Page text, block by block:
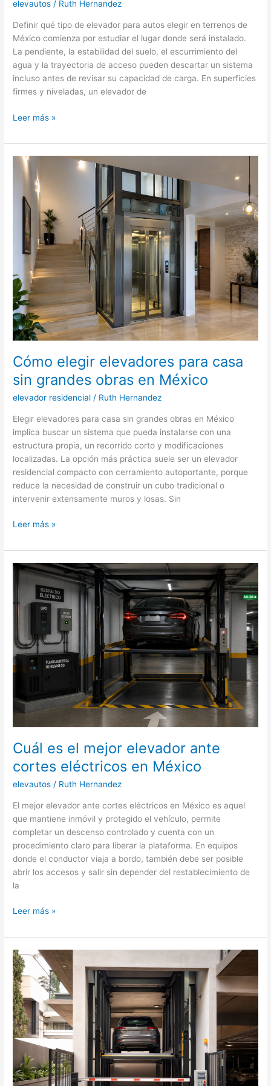
elevautos / Ruth Hernandez
Definir qué tipo de elevador para autos elegir en terrenos de
México comienza por estudiar el lugar donde será instalado.
La pendiente, la estabilidad del suelo, el escurrimiento del
agua y la trayectoria de acceso pueden descartar un sistema
incluso antes de revisar su capacidad de carga. En superficies
firmes y niveladas, un elevador de
Qué
de
elevador
para
elegir
terrenos
México
Leer más »
Cómo elegir elevadores para casa
sin grandes obras en México
elevador residencial / Ruth Hernandez
Elegir elevadores para casa sin grandes obras en México
implica buscar un sistema que pueda instalarse con una
estructura propia, un recorrido corto y modificaciones
localizadas. La opción más práctica suele ser un elevador
residencial compacto con cerramiento autoportante, porque
reduce la necesidad de construir un cubo tradicional o
intervenir extensamente muros y losas. Sin
Cómo
elevadores
para
sin
grandes
obras
México
Leer más »
Cuál es el mejor elevador ante
cortes eléctricos en México
elevautos / Ruth Hernandez
El mejor elevador ante cortes eléctricos en México es aquel
que mantiene inmóvil y protegido el vehículo, permite
completar un descenso controlado y cuenta con un
procedimiento claro para liberar la plataforma. En equipos
donde el conductor viaja a bordo, también debe ser posible
abrir los accesos y salir sin depender del restablecimiento de
la
Cuál
el
mejor
elevador
ante
cortes
eléctricos
en
México
Leer más »